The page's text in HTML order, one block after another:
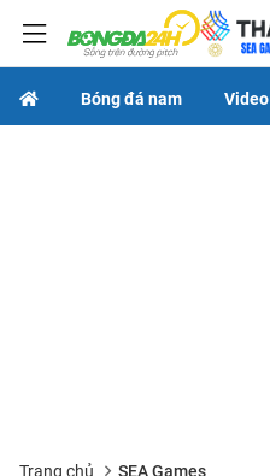
Bóng đá nam Video
Trang chủ SEA Games